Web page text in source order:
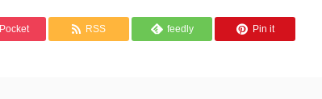
Pocket RSS feedly Pin it